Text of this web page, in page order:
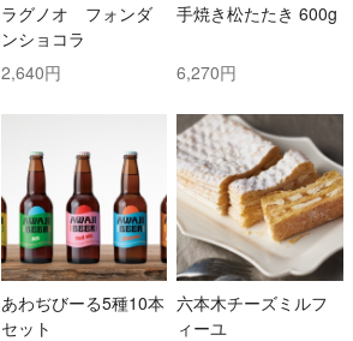
ラグノオ フォンダ
ンショコラ
2,640円
手焼き松たたき 600g
6,270円
あわぢびーる5種10本
セット
六本木チーズミルフ
ィーユ